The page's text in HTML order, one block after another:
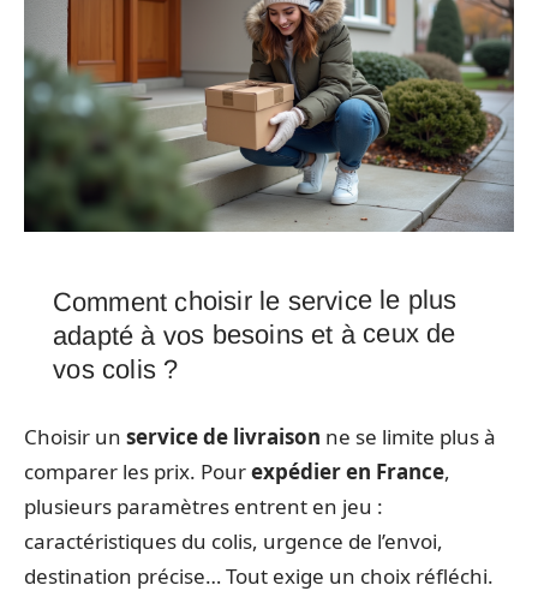
Comment choisir le service le plus
adapté à vos besoins et à ceux de
vos colis ?
Choisir un service de livraison ne se limite plus à
comparer les prix. Pourexpédier en France,
plusieurs paramètres entrent en jeu :
caractéristiques du colis, urgence de l’envoi,
destination précise… Tout exige un choix réfléchi.